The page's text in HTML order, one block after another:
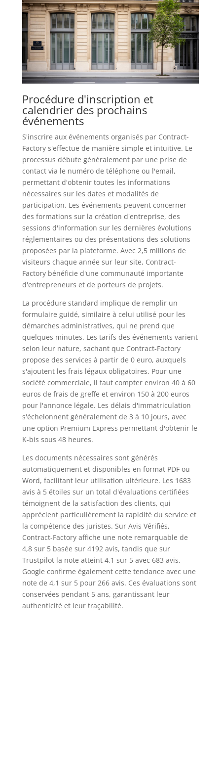
Procédure d'inscription et
calendrier des prochains
événements
S'inscrire aux événements organisés par Contract-
Factory s'effectue de manière simple et intuitive. Le
processus débute généralement par une prise de
contact via le numéro de téléphone ou l'email,
permettant d'obtenir toutes les informations
nécessaires sur les dates et modalités de
participation. Les événements peuvent concerner
des formations sur la création d'entreprise, des
sessions d'information sur les dernières évolutions
réglementaires ou des présentations des solutions
proposées par la plateforme. Avec 2,5 millions de
visiteurs chaque année sur leur site, Contract-
Factory bénéficie d'une communauté importante
d'entrepreneurs et de porteurs de projets.
La procédure standard implique de remplir un
formulaire guidé, similaire à celui utilisé pour les
démarches administratives, qui ne prend que
quelques minutes. Les tarifs des événements varient
selon leur nature, sachant que Contract-Factory
propose des services à partir de 0 euro, auxquels
s'ajoutent les frais légaux obligatoires. Pour une
société commerciale, il faut compter environ 40 à 60
euros de frais de greffe et environ 150 à 200 euros
pour l'annonce légale. Les délais d'immatriculation
s'échelonnent généralement de 3 à 10 jours, avec
une option Premium Express permettant d'obtenir le
K-bis sous 48 heures.
Les documents nécessaires sont générés
automatiquement et disponibles en format PDF ou
Word, facilitant leur utilisation ultérieure. Les 1683
avis à 5 étoiles sur un total d'évaluations certifiées
témoignent de la satisfaction des clients, qui
apprécient particulièrement la rapidité du service et
la compétence des juristes. Sur Avis Vérifiés,
Contract-Factory affiche une note remarquable de
4,8 sur 5 basée sur 4192 avis, tandis que sur
Trustpilot la note atteint 4,1 sur 5 avec 683 avis.
Google confirme également cette tendance avec une
note de 4,1 sur 5 pour 266 avis. Ces évaluations sont
conservées pendant 5 ans, garantissant leur
authenticité et leur traçabilité.